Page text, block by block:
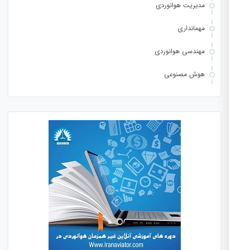
مدیریت هوانوردی
مهمانداری
مهندسی هوانوردی
هوش مصنوعی